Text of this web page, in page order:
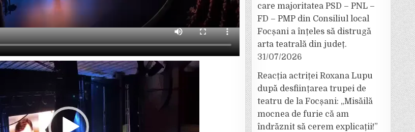
care majoritatea PSD – PNL –
FD – PMP din Consiliul local
Focșani a înțeles să distrugă
arta teatrală din județ.
31/07/2026
Reacția actriței Roxana Lupu
după desființarea trupei de
teatru de la Focșani: „Misăilă
mocnea de furie că am
îndrăznit să cerem explicații!”